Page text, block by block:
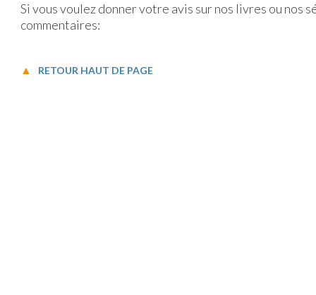
Si vous voulez donner votre avis sur nos livres ou nos
commentaires:
RETOUR HAUT DE PAGE